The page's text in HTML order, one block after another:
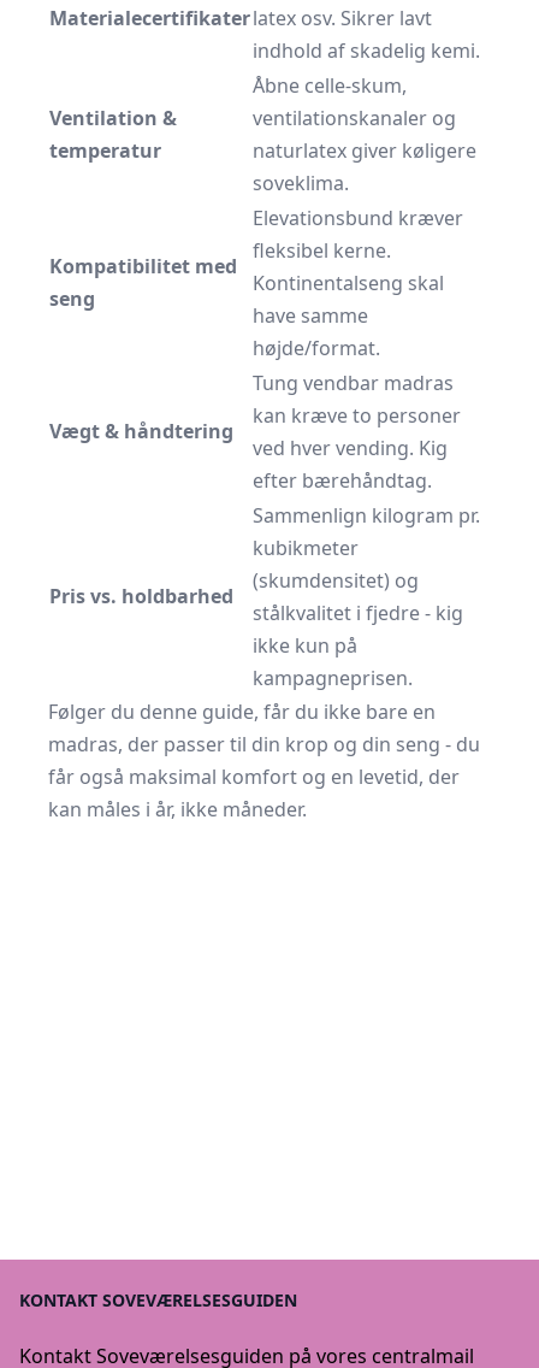
Materialecertifikaterlatex osv. Sikrer lavt
indhold af skadelig kemi.
Ventilation &
temperatur
Åbne celle-skum,
ventilationskanaler og
naturlatex giver køligere
soveklima.
Kompatibilitet med
seng
Elevationsbund kræver
fleksibel kerne.
Kontinentalseng skal
have samme
højde/format.
Vægt & håndtering
Tung vendbar madras
kan kræve to personer
ved hver vending. Kig
efter bærehåndtag.
Pris vs. holdbarhed
Sammenlign kilogram pr.
kubikmeter
(skumdensitet) og
stålkvalitet i fjedre - kig
ikke kun på
kampagneprisen.
Følger du denne guide, får du ikke bare en
madras, der passer til din krop og din seng - du
får også maksimal komfort og en levetid, der
kan måles i år, ikke måneder.
KONTAKT SOVEVÆRELSESGUIDEN
Kontakt Soveværelsesguiden på vores centralmail